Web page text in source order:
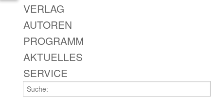
VERLAG
AUTOREN
PROGRAMM
AKTUELLES
SERVICE